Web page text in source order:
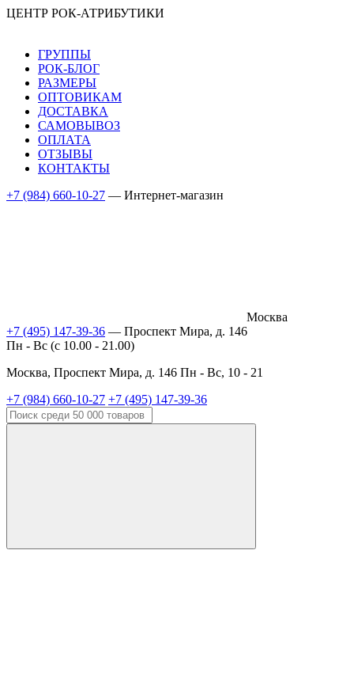
ЦЕНТР РОК-АТРИБУТИКИ
ГРУППЫ
РОК-БЛОГ
РАЗМЕРЫ
ОПТОВИКАМ
ДОСТАВКА
САМОВЫВОЗ
ОПЛАТА
ОТЗЫВЫ
КОНТАКТЫ
+7 (984) 660-10-27 — Интернет-магазин
Москва
+7 (495) 147-39-36 — Проспект Мира, д. 146
Пн - Вс (c 10.00 - 21.00)
Москва, Проспект Мира, д. 146 Пн - Вс, 10 - 21
+7 (984) 660-10-27 +7 (495) 147-39-36